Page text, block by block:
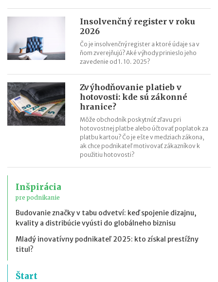
Insolvenčný register v roku
2026
Čo je insolvenčný register a ktoré údaje sa v
ňom zverejňujú? Aké výhody prinieslo jeho
zavedenie od 1. 10. 2025?
Zvýhodňovanie platieb v
hotovosti: kde sú zákonné
hranice?
Môže obchodník poskytnúť zľavu pri
hotovostnej platbe alebo účtovať poplatok za
platbu kartou? Čo je ešte v medziach zákona,
ak chce podnikateľ motivovať zákazníkov k
použitiu hotovosti?
Inšpirácia
pre podnikanie
Budovanie značky v tabu odvetví: keď spojenie dizajnu,
kvality a distribúcie vyústi do globálneho biznisu
Mladý inovatívny podnikateľ 2025: kto získal prestížny
titul?
Štart